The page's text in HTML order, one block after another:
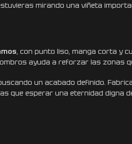
mirando una viñeta
, con punto liso, manga corta y
ayuda a reforzar las zonas
un acabado definido.
que esperar una eternidad digna